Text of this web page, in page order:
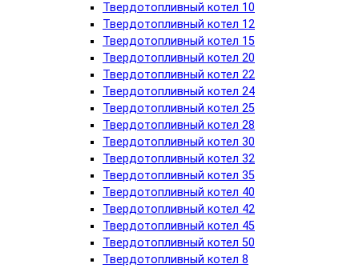
Твердотопливный котел 10
Твердотопливный котел 12
Твердотопливный котел 15
Твердотопливный котел 20
Твердотопливный котел 22
Твердотопливный котел 24
Твердотопливный котел 25
Твердотопливный котел 28
Твердотопливный котел 30
Твердотопливный котел 32
Твердотопливный котел 35
Твердотопливный котел 40
Твердотопливный котел 42
Твердотопливный котел 45
Твердотопливный котел 50
Твердотопливный котел 8